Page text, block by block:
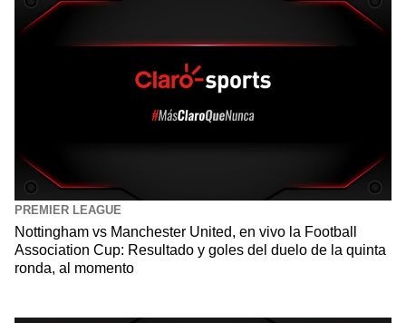
PREMIER LEAGUE
Nottingham vs Manchester United, en vivo la Football
Association Cup: Resultado y goles del duelo de la quinta
ronda, al momento